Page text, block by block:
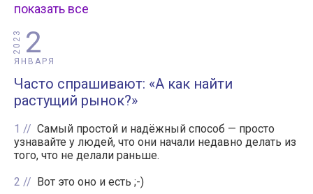
показать все
2
ЯНВАРЯ
2023
Часто спрашивают: «А как найти
растущий рынок?»
1
Самый простой и надёжный способ — просто
узнавайте у людей, что они начали недавно делать из
того, что не делали раньше.
2
Вот это оно и есть ;-)